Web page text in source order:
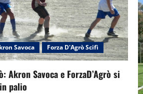
Savoca Forza D'Agrò Scifì
Akron Savoca e ForzaD’Agrò si
palio